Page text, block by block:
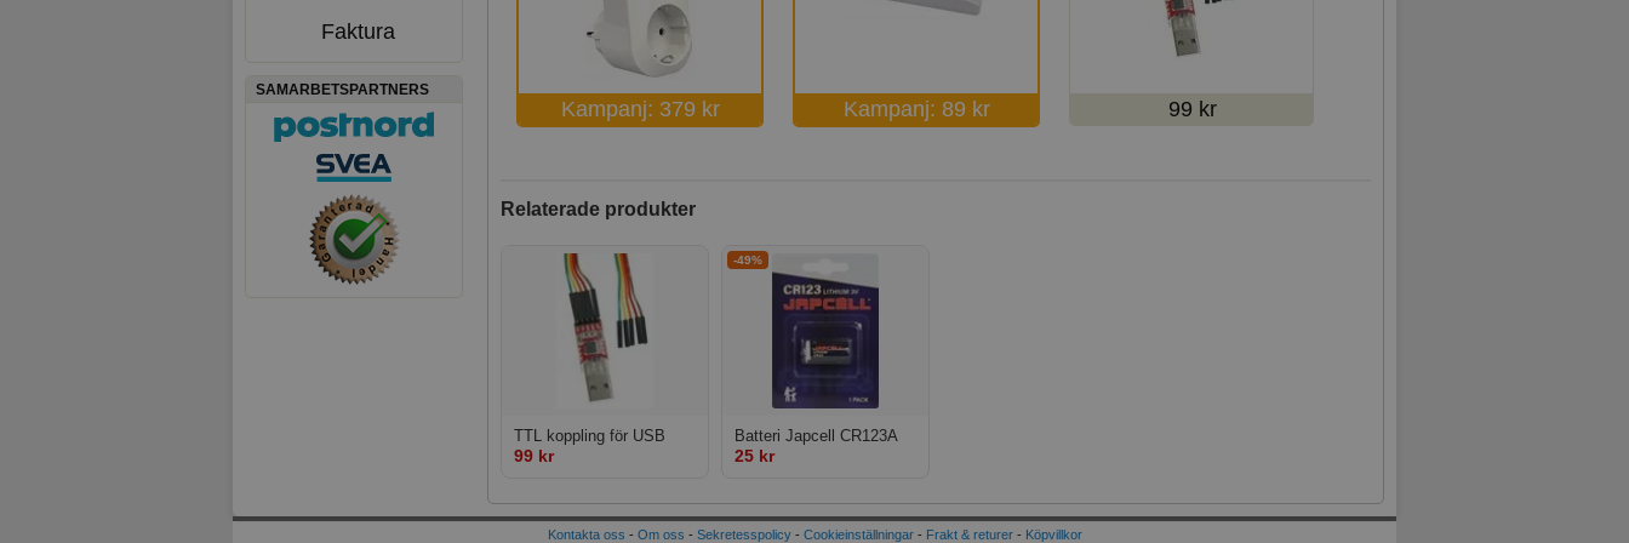
Faktura
SAMARBETSPARTNERS
Kampanj: 379 kr Kampanj: 89 kr 99 kr
Relaterade produkter
TTL koppling för USB
99 kr
-49%
Batteri Japcell CR123A
25 kr
Kontakta oss - Om oss - Sekretesspolicy- Cookieinställningar- Frakt & returer- Köpvillkor